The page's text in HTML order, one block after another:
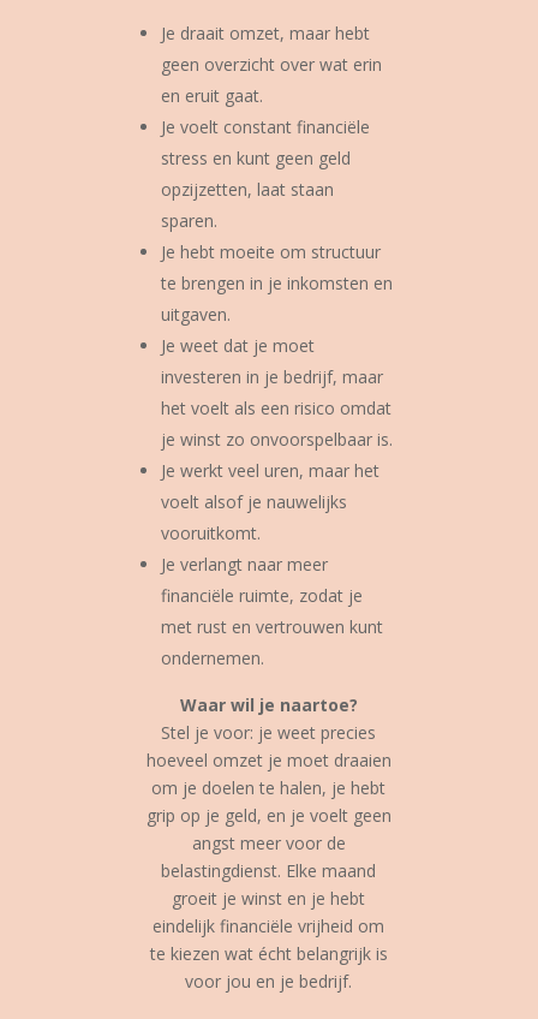
Je draait omzet, maar hebt
geen overzicht over wat erin
en eruit gaat.
Je voelt constant financiële
stress en kunt geen geld
opzijzetten, laat staan
sparen.
Je hebt moeite om structuur
te brengen in je inkomsten en
uitgaven.
Je weet dat je moet
investeren in je bedrijf, maar
het voelt als een risico omdat
je winst zo onvoorspelbaar is.
Je werkt veel uren, maar het
voelt alsof je nauwelijks
vooruitkomt.
Je verlangt naar meer
financiële ruimte, zodat je
met rust en vertrouwen kunt
ondernemen.
Waar wil je naartoe?
Stel je voor: je weet precies
hoeveel omzet je moet draaien
om je doelen te halen, je hebt
grip op je geld, en je voelt geen
angst meer voor de
belastingdienst. Elke maand
groeit je winst en je hebt
eindelijk financiële vrijheid om
te kiezen wat écht belangrijk is
voor jou en je bedrijf.